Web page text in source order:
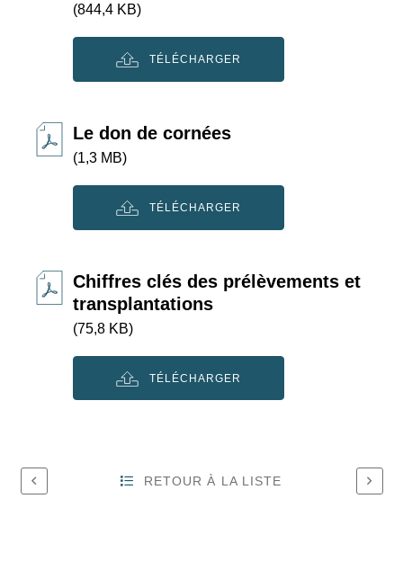
(844,4 KB)
TÉLÉCHARGER
Le don de cornées
(1,3 MB)
TÉLÉCHARGER
Chiffres clés des prélèvements et
transplantations
(75,8 KB)
TÉLÉCHARGER
RETOUR À LA LISTE